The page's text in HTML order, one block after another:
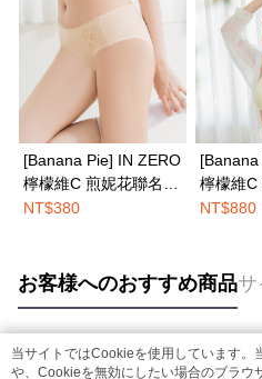
[Banana Pie] IN ZERO
檸檬維C 煎妮花聯名中
腰平口內褲-蜜杏暖膚
NT$380
檸檬維C
衣-輕甜
NT$880
お客様へのおすすめ商品
人気タグ
当サイトではCookieを使用しています。
や、Cookieを無効にしたい場合のブラウ